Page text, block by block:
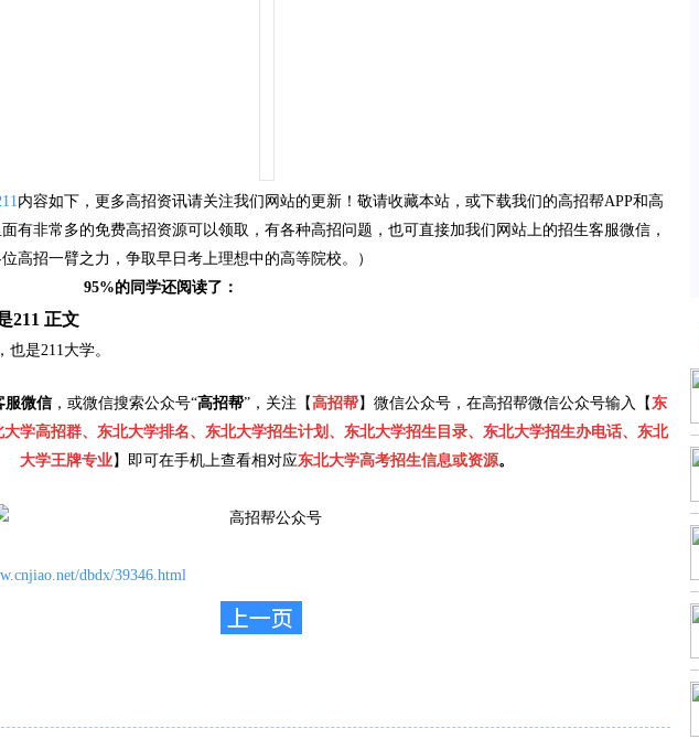
内容如下，更多高招资讯请关注我们网站的更新！敬请收藏本站，或下载我们的高招帮APP和高
有非常多的免费高招资源可以领取，有各种高招问题，也可直接加我们网站上的招生客服微信，
高招一臂之力，争取早日考上理想中的高等院校。）
95%的同学还阅读了：
211 正文
也是211大学。
服微信，或微信搜索公众号“高招帮”，关注【高招帮】微信公众号，在高招帮微信公众号输入【东
学高招群、东北大学排名、东北大学招生计划、东北大学招生目录、东北大学招生办电话、东北
大学王牌专业】即可在手机上查看相对应东北大学高考招生信息或资源。
dbdx/39346.html